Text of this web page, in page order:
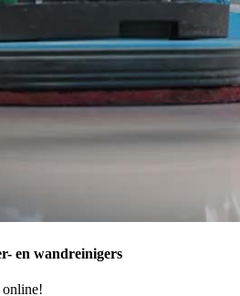
en wandreinigers
online!